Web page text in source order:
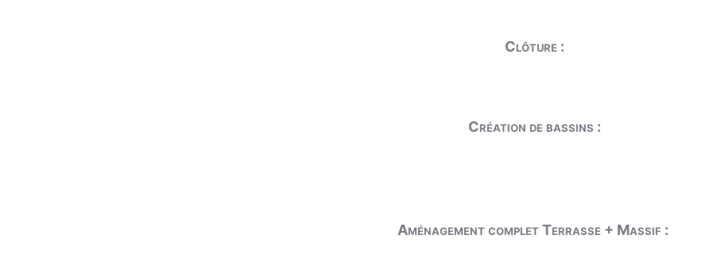
Clôture :
Création de bassins :
Aménagement complet Terrasse + Massif :